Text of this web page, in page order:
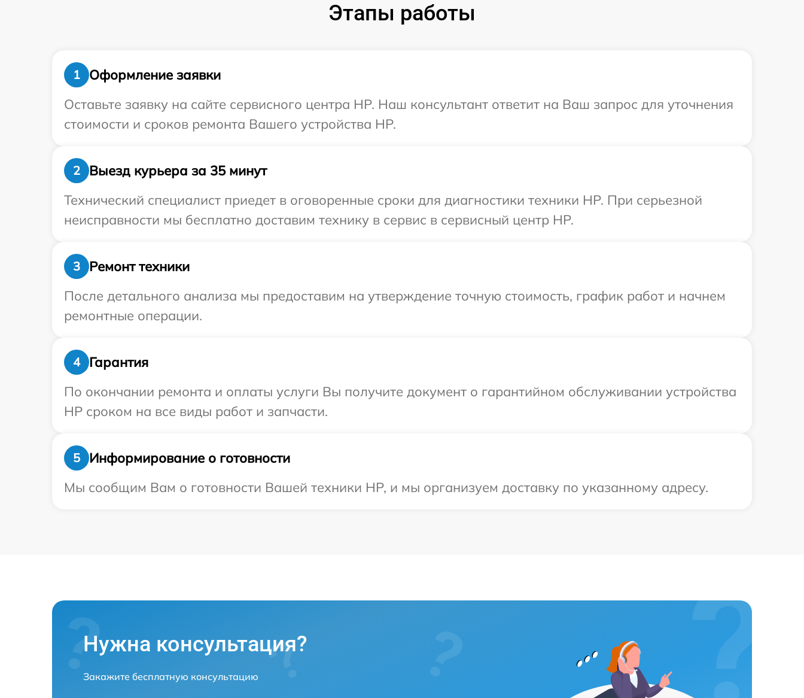
Этапы работы
1
Оформление заявки
Оставьте заявку на сайте сервисного центра HP. Наш консультант ответит на Ваш запрос для уточнения
стоимости и сроков ремонта Вашего устройства HP.
2
Выезд курьера за 35 минут
Технический специалист приедет в оговоренные сроки для диагностики техники HP. При серьезной
неисправности мы бесплатно доставим технику в сервис в сервисный центр HP.
3
Ремонт техники
После детального анализа мы предоставим на утверждение точную стоимость, график работ и начнем
ремонтные операции.
4
Гарантия
По окончании ремонта и оплаты услуги Вы получите документ о гарантийном обслуживании устройства
HP сроком на все виды работ и запчасти.
5
Информирование о готовности
Мы сообщим Вам о готовности Вашей техники HP, и мы организуем доставку по указанному адресу.
Нужна консультация?
Закажите бесплатную консультацию